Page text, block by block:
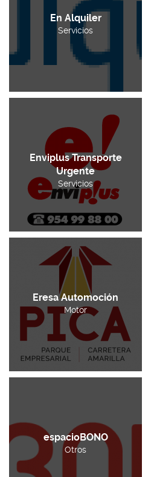
En Alquiler
Servicios
Enviplus Transporte
Urgente
Servicios
Eresa Automoción
Motor
espacioBONO
Otros